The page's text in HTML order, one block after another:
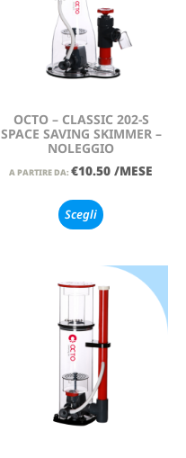
OCTO – CLASSIC 202-S
SPACE SAVING SKIMMER –
NOLEGGIO
A PARTIRE DA: €10.50 /MESE
Scegli